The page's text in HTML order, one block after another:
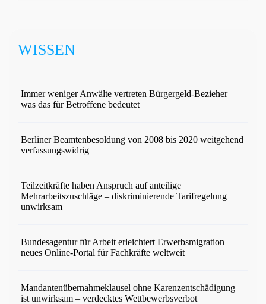
WISSEN
Immer weniger Anwälte vertreten Bürgergeld-Bezieher –
was das für Betroffene bedeutet
Berliner Beamtenbesoldung von 2008 bis 2020 weitgehend
verfassungswidrig
Teilzeitkräfte haben Anspruch auf anteilige
Mehrarbeitszuschläge – diskriminierende Tarifregelung
unwirksam
Bundesagentur für Arbeit erleichtert Erwerbsmigration
neues Online-Portal für Fachkräfte weltweit
Mandantenübernahmeklausel ohne Karenzentschädigung
ist unwirksam – verdecktes Wettbewerbsverbot